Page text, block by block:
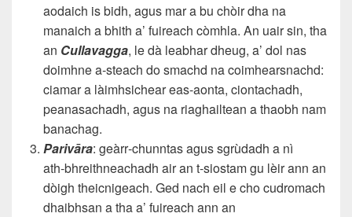
aodaich is bidh, agus mar a bu chòir dha na
manaich a bhith a’ fuireach còmhla. An uair sin, tha
an Cullavagga, le dà leabhar dheug, a’ dol nas
doimhne a‑steach do smachd na coimhearsnachd:
ciamar a làimhsichear eas-aonta, ciontachadh,
peanasachadh, agus na riaghailtean a thaobh nam
banachag.
Parivāra: geàrr‑chunntas agus sgrùdadh a nì
ath‑bhreithneachadh air an t‑siostam gu lèir ann an
dòigh theicnigeach. Ged nach eil e cho cudromach
dhaibhsan a tha a’ fuireach ann an